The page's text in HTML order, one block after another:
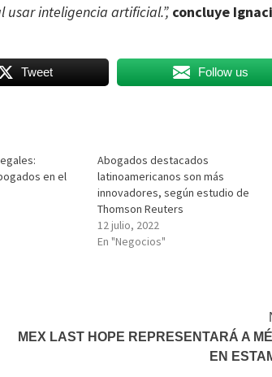
inteligencia artificial.”, concluye
Tweet Follow us
en el
Abogados destacados
latinoamericanos son más
innovadores, según estudio de
Thomson Reuters
12 julio, 2022
En "Negocios"
MEX LAST HOPE REPRESENTARÁ A
EN